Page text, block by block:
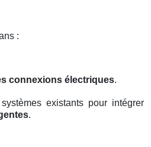
:
connexions électriques.
existants pour intégrer
.